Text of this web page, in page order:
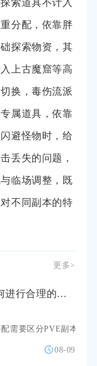
索道具不计入
分配，依靠胖
探索物资，其
上古魔窟等高
换，毒伤流派
属道具，依靠
避怪物时，给
丢失的问题，
临场调整，既
不同副本的特
更多>
卧虎藏龙2琴师的技能该如何进行合理的搭配
需要区分PVE副本输
08-09